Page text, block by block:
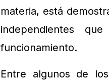
materia, está
independientes
funcionamiento.
Entre algunos de